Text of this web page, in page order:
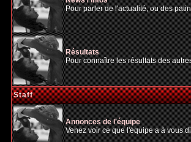
Pour parler de l'actualité, ou des
Résultats
Pour connaître les résultats des
Staff
Annonces de l'équipe
Venez voir ce que l'équipe a à vous